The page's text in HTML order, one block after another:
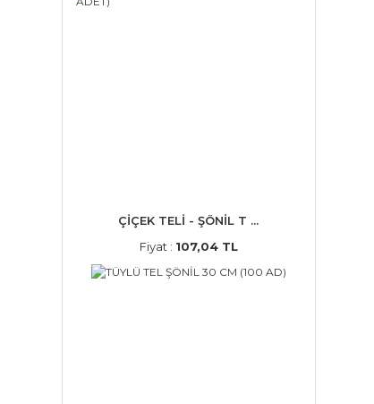
ÇİÇEK TELİ - ŞÖNİL T ...
Fiyat : 107,04 TL